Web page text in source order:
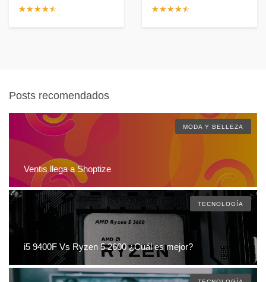
☆☆☆☆☆
★★★★★
☆☆☆☆☆
★★★★★
Posts recomendados
MODA Y BELLEZA
Ventis llega a Shoptize
TECNOLOGÍA
i5 9400F Vs Ryzen 5 2600 ¿Cuál es mejor?